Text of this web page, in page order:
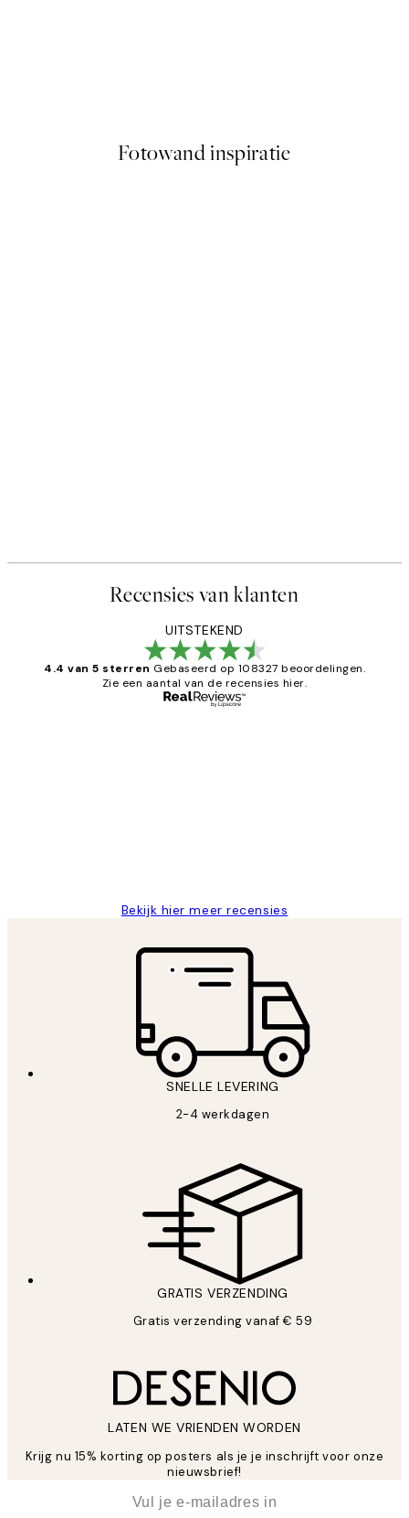
Fotowand inspiratie
Recensies van klanten
UITSTEKEND
4.4 van 5 sterren Gebaseerd op 108327 beoordelingen.
Zie een aantal van de recensies hier.
Bekijk hier meer recensies
SNELLE LEVERING
2-4 werkdagen
GRATIS VERZENDING
Gratis verzending vanaf € 59
LATEN WE VRIENDEN WORDEN
Krijg nu 15% korting op posters als je je inschrijft voor onze
nieuwsbrief!